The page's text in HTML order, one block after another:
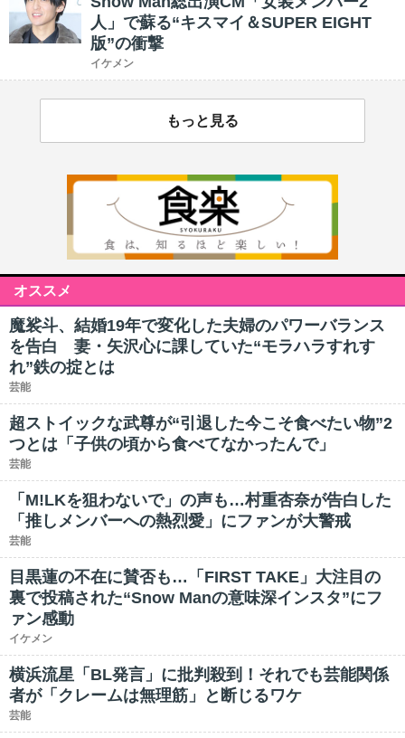
人」で蘇る“キスマイ＆SUPER EIGHT
版”の衝撃
イケメン
もっと見る
オススメ
魔裟斗、結婚19年で変化した夫婦のパワーバランス
を告白 妻・矢沢心に課していた“モラハラすれす
れ”鉄の掟とは
芸能
超ストイックな武尊が“引退した今こそ食べたい物”2
つとは「子供の頃から食べてなかったんで」
芸能
「M!LKを狙わないで」の声も…村重杏奈が告白した
「推しメンバーへの熱烈愛」にファンが大警戒
芸能
目黒蓮の不在に賛否も…「FIRST TAKE」大注目の
裏で投稿された“Snow Manの意味深インスタ”にフ
ァン感動
イケメン
横浜流星「BL発言」に批判殺到！それでも芸能関係
者が「クレームは無理筋」と断じるワケ
芸能